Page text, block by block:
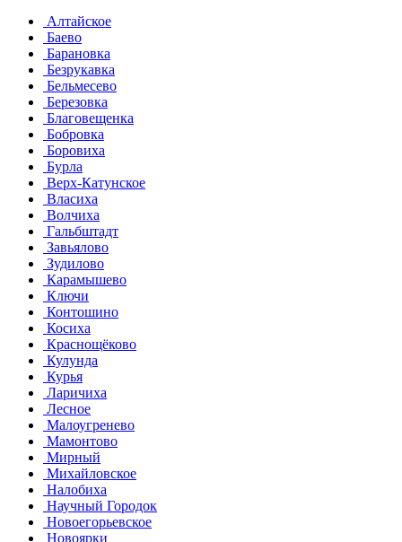
Алтайское
Баево
Барановка
Безрукавка
Бельмесево
Березовка
Благовещенка
Бобровка
Боровиха
Бурла
Верх-Катунское
Власиха
Волчиха
Гальбштадт
Завьялово
Зудилово
Карамышево
Ключи
Контошино
Косиха
Краснощёково
Кулунда
Курья
Ларичиха
Лесное
Малоугренево
Мамонтово
Мирный
Михайловское
Налобиха
Научный Городок
Новоегорьевское
Новоярки